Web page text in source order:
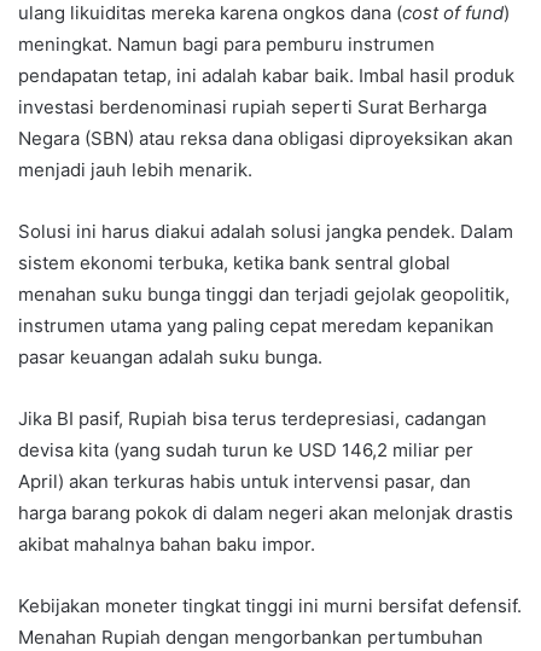
ulang likuiditas mereka karena ongkos dana (cost of fund)
meningkat. Namun bagi para pemburu instrumen
pendapatan tetap, ini adalah kabar baik. Imbal hasil produk
investasi berdenominasi rupiah seperti Surat Berharga
Negara (SBN) atau reksa dana obligasi diproyeksikan akan
menjadi jauh lebih menarik.
Solusi ini harus diakui adalah solusi jangka pendek. Dalam
sistem ekonomi terbuka, ketika bank sentral global
menahan suku bunga tinggi dan terjadi gejolak geopolitik,
instrumen utama yang paling cepat meredam kepanikan
pasar keuangan adalah suku bunga.
Jika BI pasif, Rupiah bisa terus terdepresiasi, cadangan
devisa kita (yang sudah turun ke USD 146,2 miliar per
April) akan terkuras habis untuk intervensi pasar, dan
harga barang pokok di dalam negeri akan melonjak drastis
akibat mahalnya bahan baku impor.
Kebijakan moneter tingkat tinggi ini murni bersifat defensif.
Menahan Rupiah dengan mengorbankan pertumbuhan